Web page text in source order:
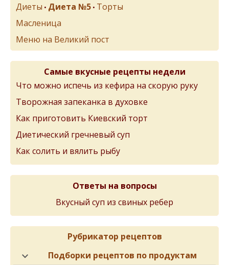
Диеты • Диета №5 • Торты
Масленица
Меню на Великий пост
Самые вкусные рецепты недели
Что можно испечь из кефира на скорую руку
Творожная запеканка в духовке
Как приготовить Киевский торт
Диетический гречневый суп
Как солить и вялить рыбу
Ответы на вопросы
Вкусный суп из свиных ребер
Рубрикатор рецептов
Подборки рецептов по продуктам